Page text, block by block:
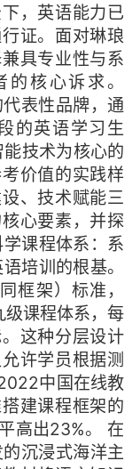
，英语能力已
证。面对琳琅
具专业性与系
核心诉求。
表性品牌，通
的英语学习生
技术为核心的
价值的实践样
、技术赋能三
心要素，并探
课程体系：系
培训的根基。
框架）标准，
课程体系，每
这种分层设计
许学员根据测
中国在线教
建课程框架的
高出23%。 在
沉浸式海洋主